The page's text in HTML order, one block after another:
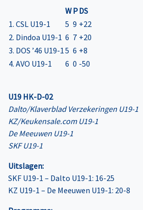
WPDS
1. CSL U19-1
5 9 +22
2. Dindoa U19-1 6 7 +20
3. DOS ’46 U19-15 6 +8
4. AVO U19-1
6 0 -50
U19 HK-D-02
Dalto/Klaverblad Verzekeringen U19-1
KZ/Keukensale.com U19-1
De Meeuwen U19-1
SKF U19-1
Uitslagen:
SKF U19-1 – Dalto U19-1: 16-25
KZ U19-1 – De Meeuwen U19-1: 20-8